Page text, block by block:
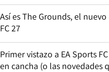
Así es The Grounds, el
FC 27
Primer vistazo a EA Sports
en cancha (o las novedades